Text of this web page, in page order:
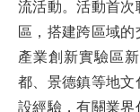
流活動。活動首次
區，搭建跨區域
產業創新實驗區
都、景德鎮等地文
設經驗，有關業界